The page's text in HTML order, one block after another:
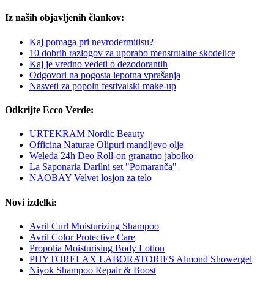
Iz naših objavljenih člankov:
Kaj pomaga pri nevrodermitisu?
10 dobrih razlogov za uporabo menstrualne skodelice
Kaj je vredno vedeti o dezodorantih
Odgovori na pogosta lepotna vprašanja
Nasveti za popoln festivalski make-up
Odkrijte Ecco Verde:
URTEKRAM Nordic Beauty
Officina Naturae Olipuri mandljevo olje
Weleda 24h Deo Roll-on granatno jabolko
La Saponaria Darilni set "Pomaranča"
NAOBAY Velvet losjon za telo
Novi izdelki:
Avril Curl Moisturizing Shampoo
Avril Color Protective Care
Propolia Moisturising Body Lotion
PHYTORELAX LABORATORIES Almond Showergel
Niyok Shampoo Repair & Boost